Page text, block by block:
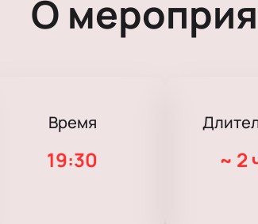
О
Время
19:30 ~ 2